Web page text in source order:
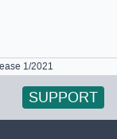
1/2021
SUPPORT